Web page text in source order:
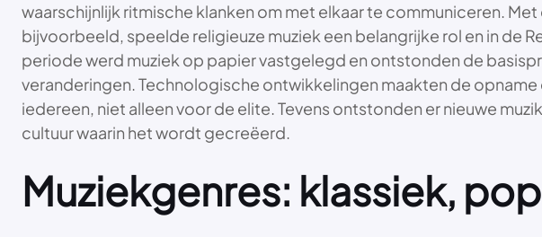
waarschijnlijk ritmische klanken om met elkaar te communiceren.
bijvoorbeeld, speelde religieuze muziek een belangrijke rol en in de
periode werd muziek op papier vastgelegd en ontstonden de
veranderingen. Technologische ontwikkelingen maakten de
iedereen, niet alleen voor de elite. Tevens ontstonden er nieuwe
cultuur waarin het wordt gecreëerd.
Muziekgenres: klassiek,